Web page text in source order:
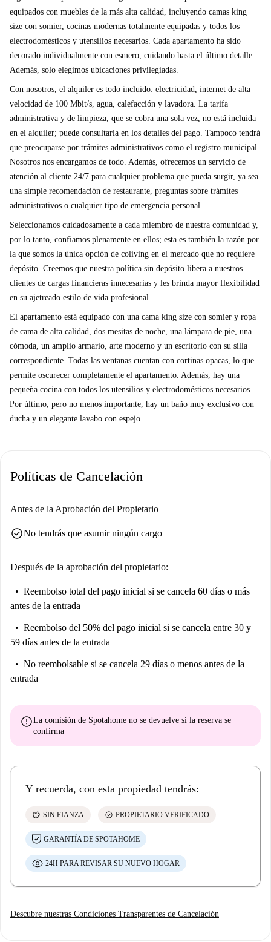
equipados con muebles de la más alta calidad, incluyendo camas king
size con somier, cocinas modernas totalmente equipadas y todos los
electrodomésticos y utensilios necesarios. Cada apartamento ha sido
decorado individualmente con esmero, cuidando hasta el último detalle.
Además, solo elegimos ubicaciones privilegiadas.
Con nosotros, el alquiler es todo incluido: electricidad, internet de alta
velocidad de 100 Mbit/s, agua, calefacción y lavadora. La tarifa
administrativa y de limpieza, que se cobra una sola vez, no está incluida
en el alquiler; puede consultarla en los detalles del pago. Tampoco tendrá
que preocuparse por trámites administrativos como el registro municipal.
Nosotros nos encargamos de todo. Además, ofrecemos un servicio de
atención al cliente 24/7 para cualquier problema que pueda surgir, ya sea
una simple recomendación de restaurante, preguntas sobre trámites
administrativos o cualquier tipo de emergencia personal.
Seleccionamos cuidadosamente a cada miembro de nuestra comunidad y,
por lo tanto, confiamos plenamente en ellos; esta es también la razón por
la que somos la única opción de coliving en el mercado que no requiere
depósito. Creemos que nuestra política sin depósito libera a nuestros
clientes de cargas financieras innecesarias y les brinda mayor flexibilidad
en su ajetreado estilo de vida profesional.
El apartamento está equipado con una cama king size con somier y ropa
de cama de alta calidad, dos mesitas de noche, una lámpara de pie, una
cómoda, un amplio armario, arte moderno y un escritorio con su silla
correspondiente. Todas las ventanas cuentan con cortinas opacas, lo que
permite oscurecer completamente el apartamento. Además, hay una
pequeña cocina con todos los utensilios y electrodomésticos necesarios.
Por último, pero no menos importante, hay un baño muy exclusivo con
ducha y un elegante lavabo con espejo.
Políticas de Cancelación
Antes de la Aprobación del Propietario
check_circleNo tendrás que asumir ningún cargo
Después de la aprobación del propietario:
Reembolso total del pago inicial si se cancela 60 días o más
antes de la entrada
Reembolso del 50% del pago inicial si se cancela entre 30 y
59 días antes de la entrada
No reembolsable si se cancela 29 días o menos antes de la
entrada
errorLa comisión de Spotahome no se devuelve si la reserva se
confirma
Y recuerda, con esta propiedad tendrás:
savings SIN FIANZA check_circle PROPIETARIO VERIFICADO
GARANTÍA DE SPOTAHOME
24H PARA REVISAR SU NUEVO HOGAR
Descubre nuestras Condiciones Transparentes de Cancelación